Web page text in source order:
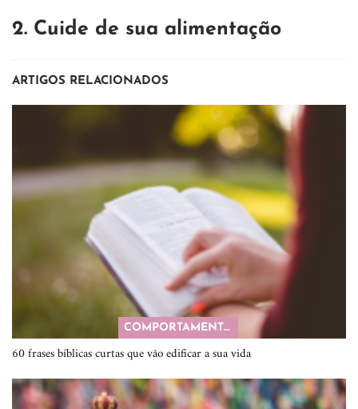
2. Cuide de sua alimentação
ARTIGOS RELACIONADOS
COMPORTAMENTO
60 frases bíblicas curtas que vão edificar a sua vida